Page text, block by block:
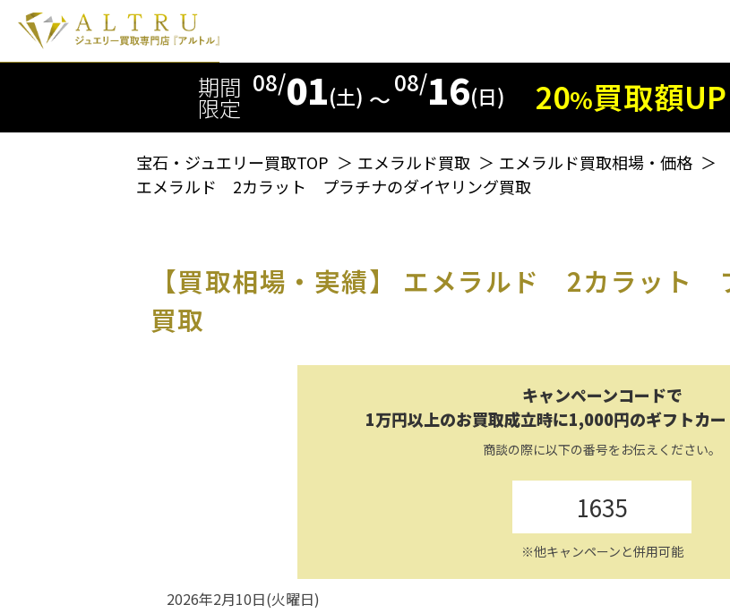
期間
限定
08/01(土) 〜
08/16(日) 20%買取額UP
宝石・ジュエリー買取TOP ＞ エメラルド買取 ＞ エメラルド買取相場・価格 ＞
エメラルド 2カラット プラチナのダイヤリング買取
【買取相場・実績】
エメラルド 2カラット
買取
キャンペーンコードで
1万円以上のお買取成立時に1,000円のギフトカー
商談の際に以下の番号をお伝えください。
1635
※他キャンペーンと併用可能
2026年2月10日(火曜日)